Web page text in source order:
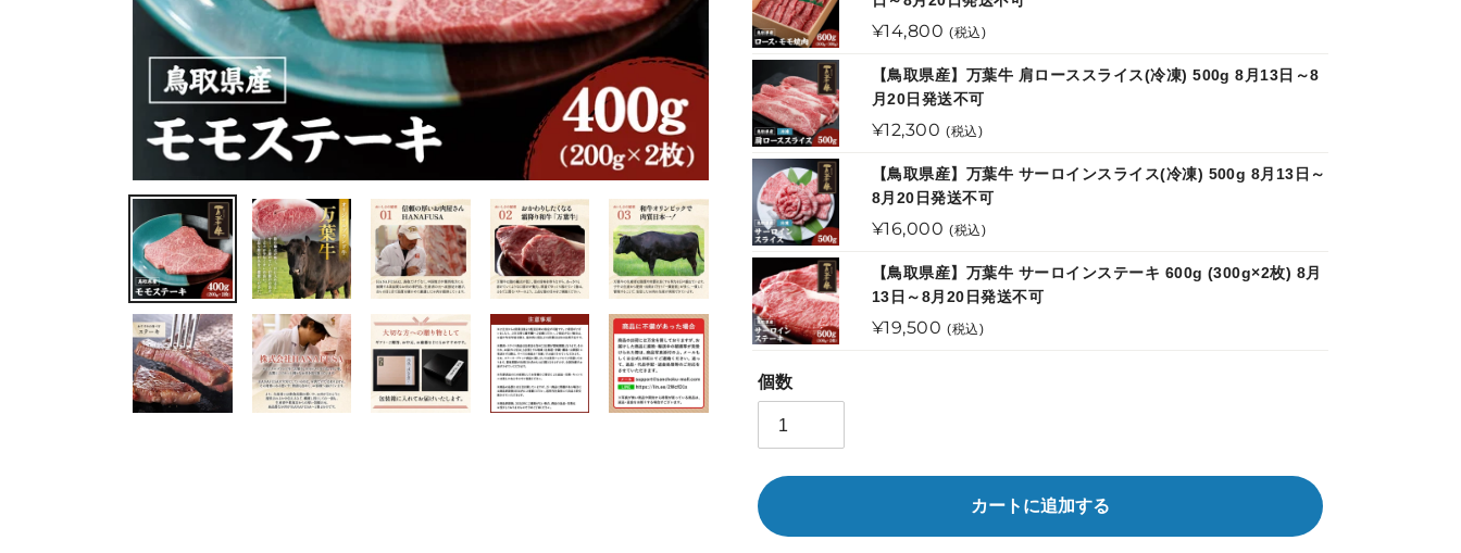
格
通
価
格
¥14,800 (税込)
【鳥取県産】万葉牛 肩ローススライス(冷凍) 500g 8月13日～8
月20日発送不可
通
価
格
¥12,300 (税込)
【鳥取県産】万葉牛 サーロインスライス(冷凍) 500g 8月13日～
8月20日発送不可
通
価
¥16,000 (税込)
【鳥取県産】万葉牛 サーロインステーキ 600g (300g×2枚) 8月
13日～8月20日発送不可
通
¥19,500 (税込)
個数
カートに追加する